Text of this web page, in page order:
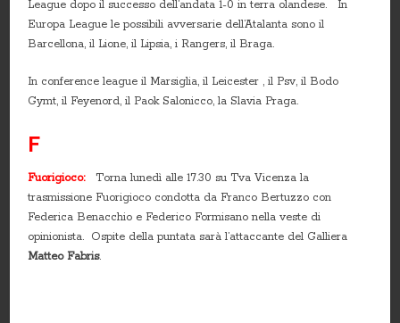
League dopo il successo dell’andata 1-0 in terra olandese. In
Europa League le possibili avversarie dell’Atalanta sono il
Barcellona, il Lione, il Lipsia, i Rangers, il Braga.
In conference league il Marsiglia, il Leicester , il Psv, il Bodo
Gymt, il Feyenord, il Paok Salonicco, la Slavia Praga.
F
Fuorigioco:
Torna lunedì alle 17.30 su Tva Vicenza la
trasmissione Fuorigioco condotta da Franco Bertuzzo con
Federica Benacchio e Federico Formisano nella veste di
opinionista. Ospite della puntata sarà l’attaccante del Galliera
Matteo Fabris.